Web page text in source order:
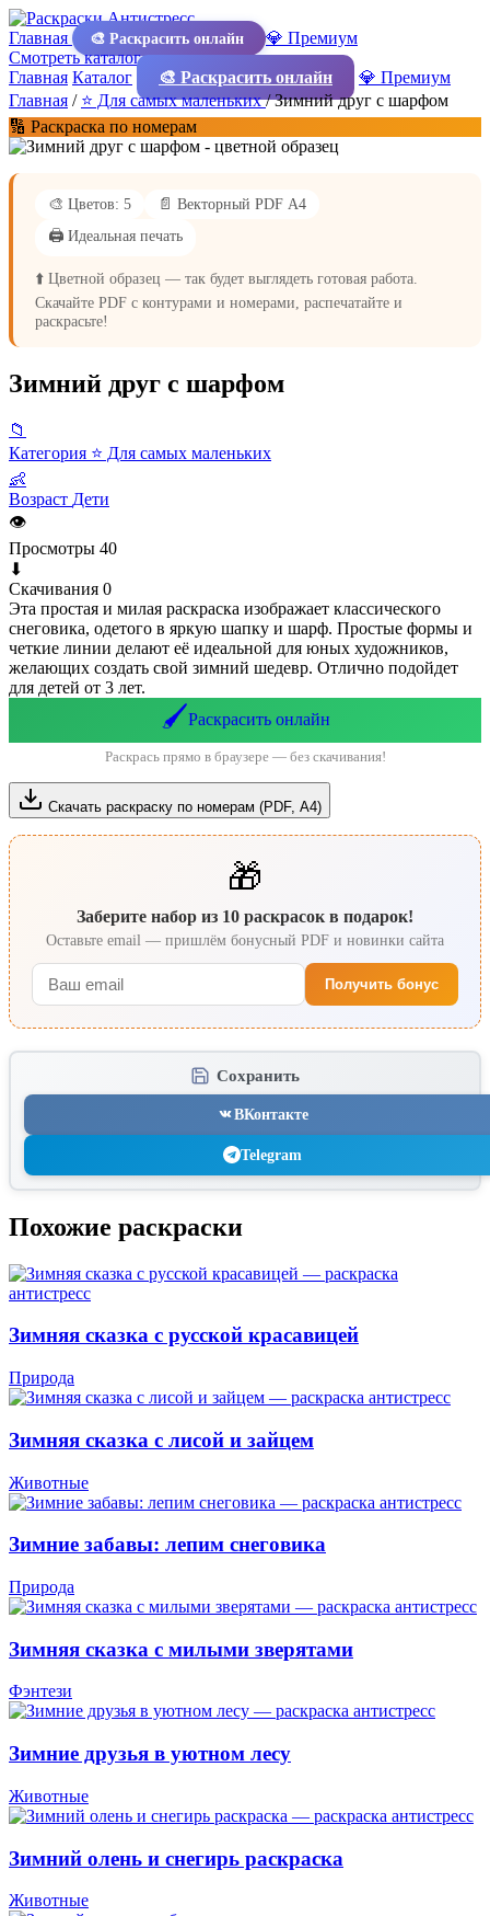
Главная 🎨 Раскрасить онлайн
💎 Премиум
Смотреть каталог
Главная Каталог 🎨 Раскрасить онлайн
💎 Премиум
Главная / ⭐ Для самых маленьких/Зимний друг с шарфом
🔢 Раскраска по номерам
🎨 Цветов: 5
📄 Векторный PDF А4
🖨️ Идеальная печать
⬆️ Цветной образец — так будет выглядеть готовая работа.
Скачайте PDF с контурами и номерами, распечатайте и
раскрасьте!
Зимний друг с шарфом
📁
Категория ⭐ Для самых маленьких
👶
Возраст Дети
👁
Просмотры 40
⬇
Скачивания 0
Эта простая и милая раскраска изображает классического
снеговика, одетого в яркую шапку и шарф. Простые формы и
четкие линии делают её идеальной для юных художников,
желающих создать свой зимний шедевр. Отлично подойдет
для детей от 3 лет.
🖌️Раскрасить онлайн
Раскрась прямо в браузере — без скачивания!
Скачать раскраску по номерам (PDF, А4)
🎁
Заберите набор из 10 раскрасок в подарок!
Оставьте email — пришлём бонусный PDF и новинки сайта
Получить бонус
Сохранить
ВКонтакте
Telegram
Похожие раскраски
Зимняя сказка с русской красавицей
Природа
Зимняя сказка с лисой и зайцем
Животные
Зимние забавы: лепим снеговика
Природа
Зимняя сказка с милыми зверятами
Фэнтези
Зимние друзья в уютном лесу
Животные
Зимний олень и снегирь раскраска
Животные